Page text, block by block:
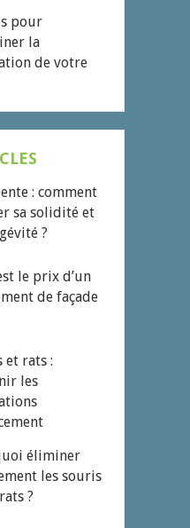
pour
la
de votre
: comment
sa solidité et
?
le prix d’un
de façade
et rats :
les
éliminer
les souris
?